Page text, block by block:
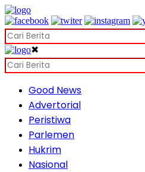
✖
Good News
Advertorial
Peristiwa
Parlemen
Hukrim
Nasional